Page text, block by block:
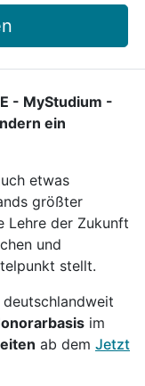
- MyStudium -
ein
etwas
größter
Lehre der Zukunft
und
stellt.
im
ab dem Jetzt